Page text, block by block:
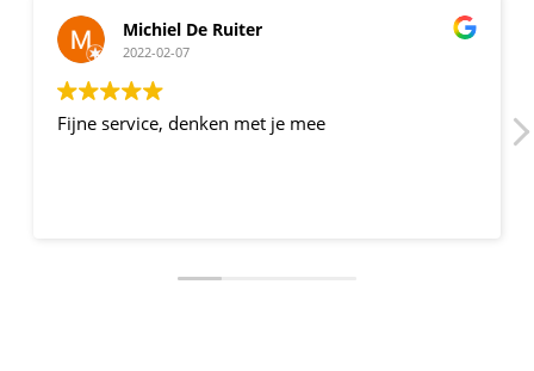
Michiel De Ruiter
2022-02-07
Fijne service, denken met je mee